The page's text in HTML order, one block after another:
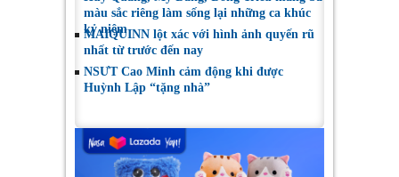
màu sắc riêng làm sống lại những ca khúc
kỷ niệm
MAIQUINN lột xác với hình ảnh quyến rũ
nhất từ trước đến nay
NSƯT Cao Minh cảm động khi được
Huỳnh Lập “tặng nhà”